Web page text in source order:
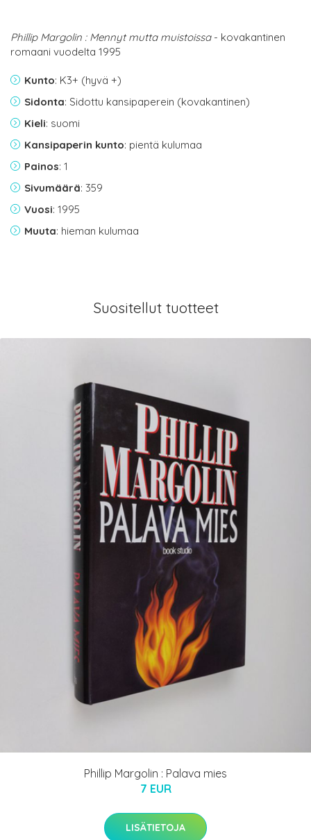
Phillip Margolin : Mennyt mutta muistoissa- kovakantinen
romaani vuodelta 1995
Kunto: K3+ (hyvä +)
Sidonta: Sidottu kansipaperein (kovakantinen)
Kieli: suomi
Kansipaperin kunto: pientä kulumaa
Painos: 1
Sivumäärä: 359
Vuosi: 1995
Muuta: hieman kulumaa
Suositellut tuotteet
Phillip Margolin : Palava mies
7 EUR
LISÄTIETOJA